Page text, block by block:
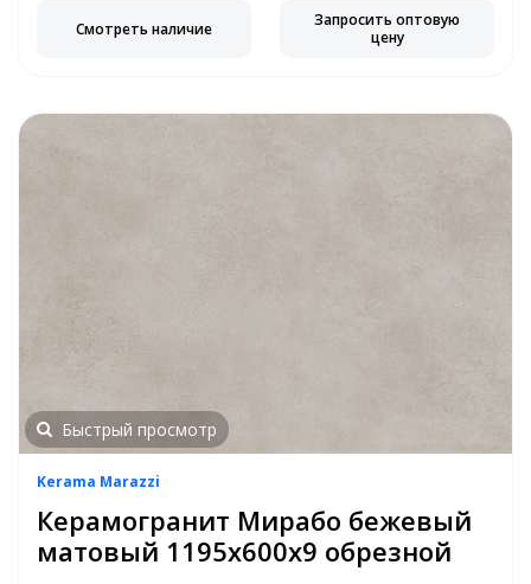
Смотреть наличие
Запросить оптовую
цену
Быстрый просмотр
Kerama Marazzi
Керамогранит Мирабо бежевый
матовый 1195x600x9 обрезной